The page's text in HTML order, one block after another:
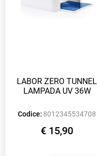
LABOR ZERO TUNNEL
LAMPADA UV 36W
Codice: 8012345534708
€ 15,90